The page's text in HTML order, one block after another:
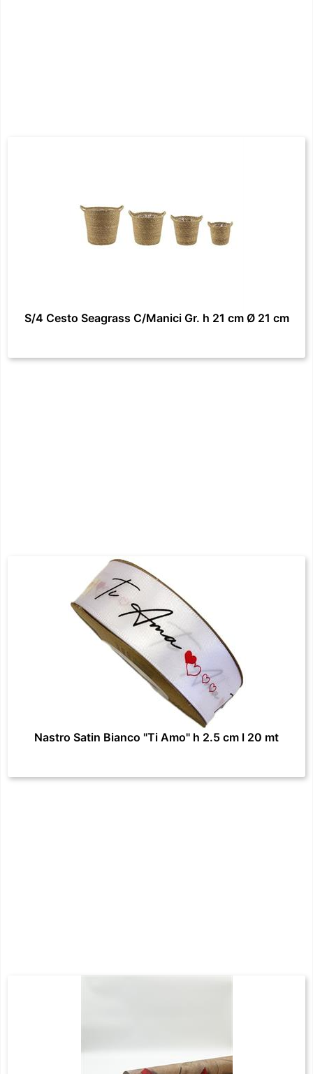
S/4 Cesto Seagrass C/Manici Gr. h 21 cm Ø 21 cm
Nastro Satin Bianco "Ti Amo" h 2.5 cm l 20 mt